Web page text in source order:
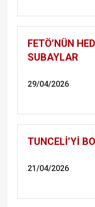
FETÖ’NÜN
SUBAYLAR
29/04/2026
TUNCELİ’Yİ
21/04/2026